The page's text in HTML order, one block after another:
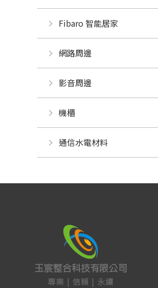
Fibaro 智能居家
網路周邊
影音周邊
機櫃
通信水電材料